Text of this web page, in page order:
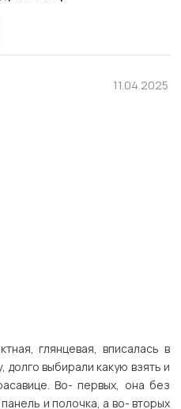
11.04.2025
глянцевая, вписалась в
выбирали какую взять и
Во- первых, она без
и полочка, а во- вторых